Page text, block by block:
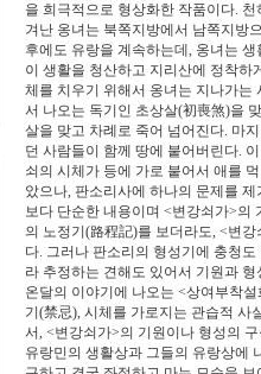
을 희극적으로 형상화한 작품이다.
겨난 옹녀는 북쪽지방에서 남쪽지방
후에도 유랑을 계속하는데, 옹녀는
이 생활을 청산하고 지리산에 정착하
체를 치우기 위해서 옹녀는 지나가는
서 나오는 독기인 초상살(初喪煞)을
살을 맞고 차례로 죽어 넘어진다. 마
던 사람들이 함께 땅에 붙어버린다.
쇠의 시체가 등에 가로 붙어서 애를
았으나, 판소리사에 하나의 문제를
보다 단순한 내용이며 <변강쇠가>의
의 노정기(路程記)를 보더라도, <변
다. 그러나 판소리의 형성기에 충청
라 추정하는 견해도 있어서 기원과
온달의 이야기에 나오는 <상여부착
기(禁忌), 시체를 가로지는 관습적 사
서, <변강쇠가>의 기원이나 형성의
유랑민의 생활상과 그들의 유랑상에